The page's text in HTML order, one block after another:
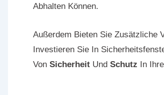
Abhalten Können.
Außerdem Bieten Sie Zusätzliche
Investieren Sie In
Von Sicherheit Und Schutz In